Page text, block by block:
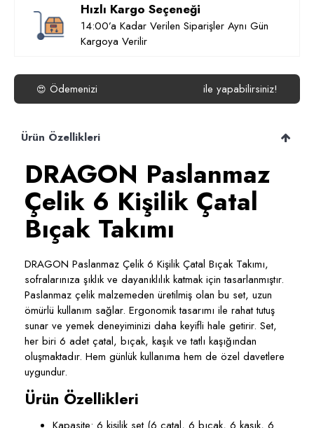
Hızlı Kargo Seçeneği
14:00’a Kadar Verilen Siparişler Aynı Gün
Kargoya Verilir
😍 Ödemenizi ile yapabilirsiniz!
Ürün Özellikleri
DRAGON Paslanmaz
Çelik 6 Kişilik Çatal
Bıçak Takımı
DRAGON Paslanmaz Çelik 6 Kişilik Çatal Bıçak Takımı,
sofralarınıza şıklık ve dayanıklılık katmak için tasarlanmıştır.
Paslanmaz çelik malzemeden üretilmiş olan bu set, uzun
ömürlü kullanım sağlar. Ergonomik tasarımı ile rahat tutuş
sunar ve yemek deneyiminizi daha keyifli hale getirir. Set,
her biri 6 adet çatal, bıçak, kaşık ve tatlı kaşığından
oluşmaktadır. Hem günlük kullanıma hem de özel davetlere
uygundur.
Ürün Özellikleri